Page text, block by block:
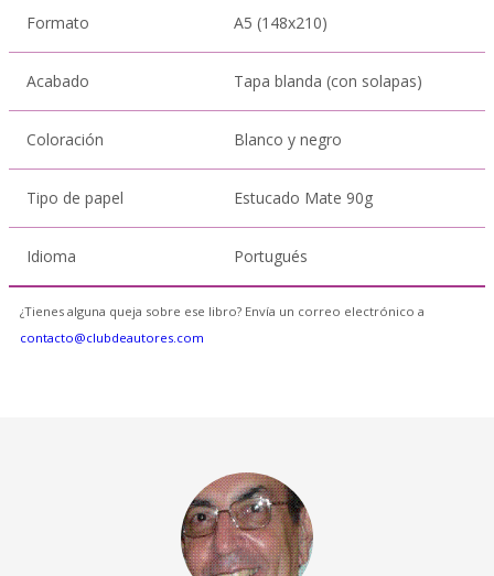
Formato A5 (148x210)
Acabado Tapa blanda (con solapas)
Coloración Blanco y negro
Tipo de papel Estucado Mate 90g
Idioma Portugués
¿Tienes alguna queja sobre ese libro? Envía un correo electrónico a
contacto@clubdeautores.com